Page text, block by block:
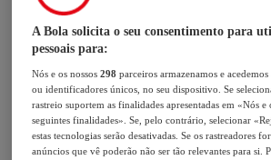
A Bola solicita o seu consentimento para
pessoais para:
Nós e os nossos298 parceiros armazenamos e
ou identificadores únicos, no seu dispositivo. Se
rastreio suportem as finalidades apresentadas em «Nós
seguintes finalidades». Se, pelo contrário, selecionar
estas tecnologias serão desativadas. Se os rastreadores
anúncios que vê poderão não ser tão relevantes para si.